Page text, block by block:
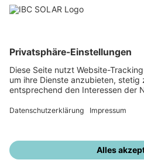
Dann registrieren Sie sich jetzt!
Unsere weiteren
IBC SOLAR Webseite